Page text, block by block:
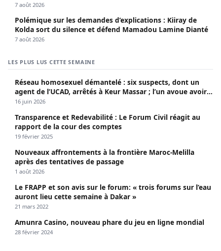
7 août 2026
Polémique sur les demandes d’explications : Kiiray de
Kolda sort du silence et défend Mamadou Lamine Dianté
7 août 2026
LES PLUS LUS CETTE SEMAINE
Réseau homosexuel démantelé : six suspects, dont un
agent de l’UCAD, arrêtés à Keur Massar ; l’un avoue avoir
propagé le VIH depuis 2018
16 juin 2026
Transparence et Redevabilité : Le Forum Civil réagit au
rapport de la cour des comptes
19 février 2025
Nouveaux affrontements à la frontière Maroc-Melilla
après des tentatives de passage
1 août 2026
Le FRAPP et son avis sur le forum: « trois forums sur l’eau
auront lieu cette semaine à Dakar »
21 mars 2022
Amunra Casino, nouveau phare du jeu en ligne mondial
28 février 2024